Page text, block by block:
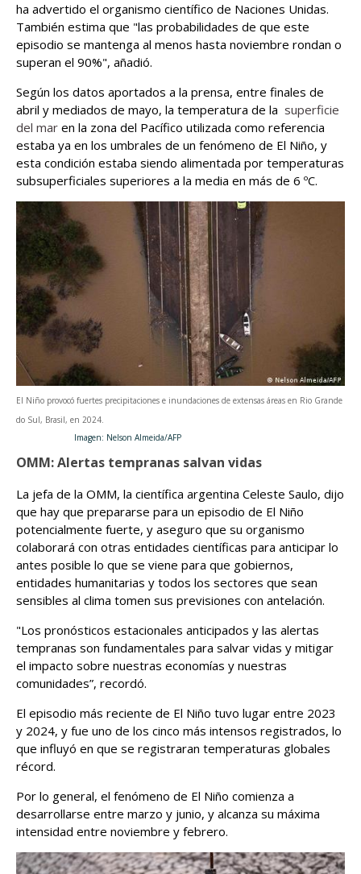
ha advertido el organismo científico de Naciones Unidas.
También estima que "las probabilidades de que este
episodio se mantenga al menos hasta noviembre rondan o
superan el 90%", añadió.
Según los datos aportados a la prensa, entre finales de
abril y mediados de mayo, la temperatura de la superficie
del mar en la zona del Pacífico utilizada como referencia
estaba ya en los umbrales de un fenómeno de El Niño, y
esta condición estaba siendo alimentada por temperaturas
subsuperficiales superiores a la media en más de 6 ºC.
El Niño provocó fuertes precipitaciones e inundaciones de extensas áreas en Rio Grande
do Sul, Brasil, en 2024.
Imagen: Nelson Almeida/AFP
OMM: Alertas tempranas salvan vidas
La jefa de la OMM, la científica argentina Celeste Saulo, dijo
que hay que prepararse para un episodio de El Niño
potencialmente fuerte, y aseguro que su organismo
colaborará con otras entidades científicas para anticipar lo
antes posible lo que se viene para que gobiernos,
entidades humanitarias y todos los sectores que sean
sensibles al clima tomen sus previsiones con antelación.
"Los pronósticos estacionales anticipados y las alertas
tempranas son fundamentales para salvar vidas y mitigar
el impacto sobre nuestras economías y nuestras
comunidades”, recordó.
El episodio más reciente de El Niño tuvo lugar entre 2023
y 2024, y fue uno de los cinco más intensos registrados, lo
que influyó en que se registraran temperaturas globales
récord.
Por lo general, el fenómeno de El Niño comienza a
desarrollarse entre marzo y junio, y alcanza su máxima
intensidad entre noviembre y febrero.